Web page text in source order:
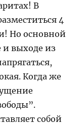
В
4
Но основной
и выходе из
Когда же
собой